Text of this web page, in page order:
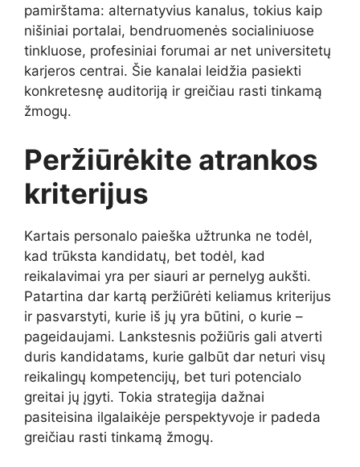
pamirštama: alternatyvius kanalus, tokius kaip
nišiniai portalai, bendruomenės socialiniuose
tinkluose, profesiniai forumai ar net universitetų
karjeros centrai. Šie kanalai leidžia pasiekti
konkretesnę auditoriją ir greičiau rasti tinkamą
žmogų.
Peržiūrėkite atrankos
kriterijus
Kartais personalo paieška užtrunka ne todėl,
kad trūksta kandidatų, bet todėl, kad
reikalavimai yra per siauri ar pernelyg aukšti.
Patartina dar kartą peržiūrėti keliamus kriterijus
ir pasvarstyti, kurie iš jų yra būtini, o kurie –
pageidaujami. Lankstesnis požiūris gali atverti
duris kandidatams, kurie galbūt dar neturi visų
reikalingų kompetencijų, bet turi potencialo
greitai jų įgyti. Tokia strategija dažnai
pasiteisina ilgalaikėje perspektyvoje ir padeda
greičiau rasti tinkamą žmogų.